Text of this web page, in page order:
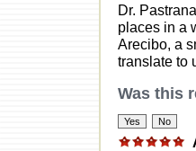
Dr.
places in a
Arecibo, a
translate to
Was this